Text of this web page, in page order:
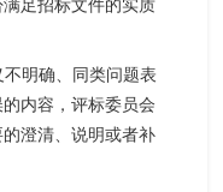
足招标文件的实质
明确、同类问题表
内容，评标委员会
澄清、说明或者补